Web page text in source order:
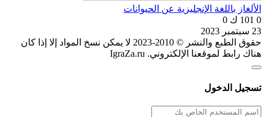
الألغاز باللغة الإنجليزية عن الحيوانات
0 101 ك
0
23 سبتمبر 2023
حقوق الطبع والنشر © 2010-2023 لا يمكن نسخ المواد إلا إذا كان
هناك رابط لموقعنا الإلكتروني. IgraZa.ru
تسجيل الدخول